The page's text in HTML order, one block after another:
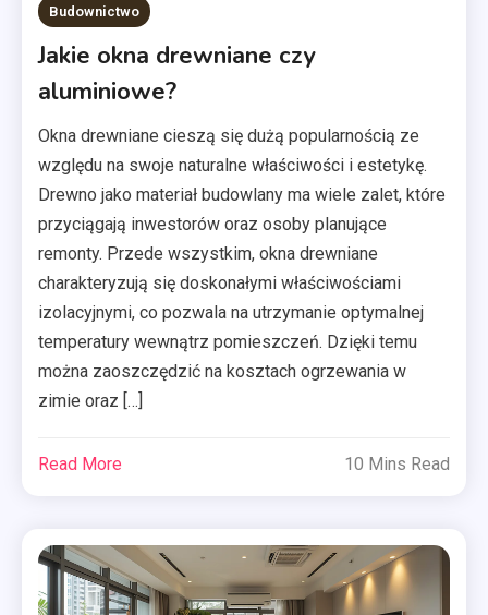
Budownictwo
Jakie okna drewniane czy
aluminiowe?
Okna drewniane cieszą się dużą popularnością ze
względu na swoje naturalne właściwości i estetykę.
Drewno jako materiał budowlany ma wiele zalet, które
przyciągają inwestorów oraz osoby planujące
remonty. Przede wszystkim, okna drewniane
charakteryzują się doskonałymi właściwościami
izolacyjnymi, co pozwala na utrzymanie optymalnej
temperatury wewnątrz pomieszczeń. Dzięki temu
można zaoszczędzić na kosztach ogrzewania w
zimie oraz […]
Read More 10 Mins Read